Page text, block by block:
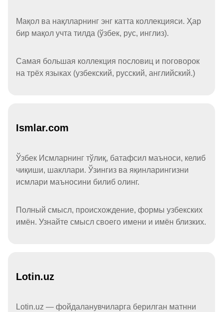
Мақол ва нақлларнинг энг катта коллекцияси. Ҳар
бир мақол учта тилда (ўзбек, рус, инглиз).
Самая большая коллекция пословиц и поговорок
на трёх языках (узбекский, русский, английский.)
Ismlar.com
Ўзбек Исмларнинг тўлиқ, батафсил маъноси, келиб
чиқиши, шакллари. Ўзингиз ва яқинларингизни
исмлари маъносини билиб олинг.
Полный смысл, происхождение, формы узбекских
имён. Узнайте смысл своего имени и имён близких.
Lotin.uz
Lotin.uz — фойдаланувчиларга берилган матнни